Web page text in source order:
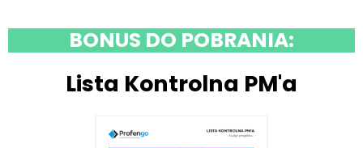
BONUS DO POBRANIA:
Lista Kontrolna PM'a